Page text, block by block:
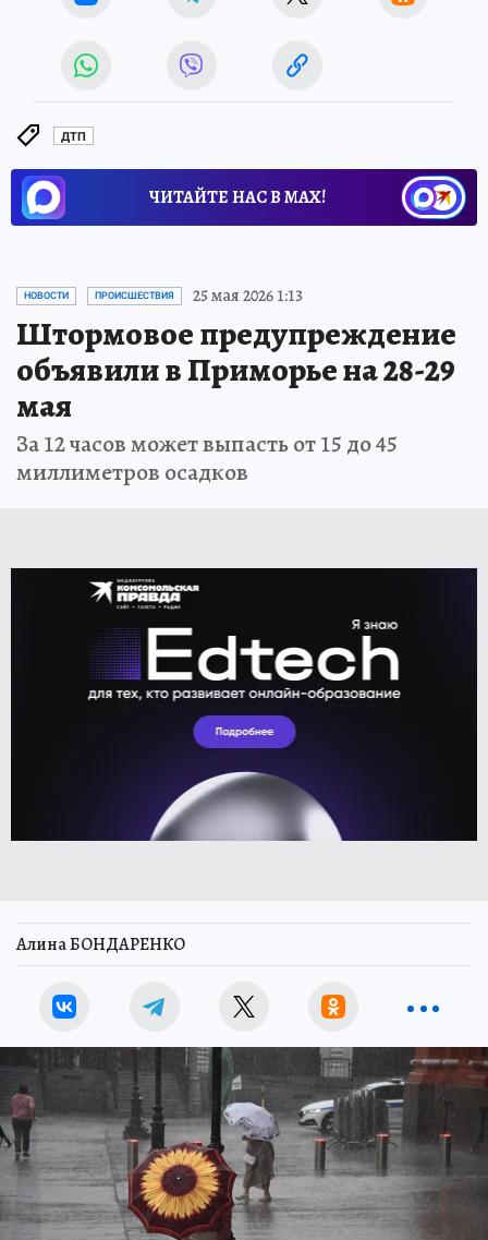
ДТП
ЧИТАЙТЕ НАС В МАХ!
НОВОСТИ ПРОИСШЕСТВИЯ 25 мая 2026 1:13
Штормовое предупреждение
объявили в Приморье на 28-29
мая
За 12 часов может выпасть от 15 до 45
миллиметров осадков
Алина БОНДАРЕНКО